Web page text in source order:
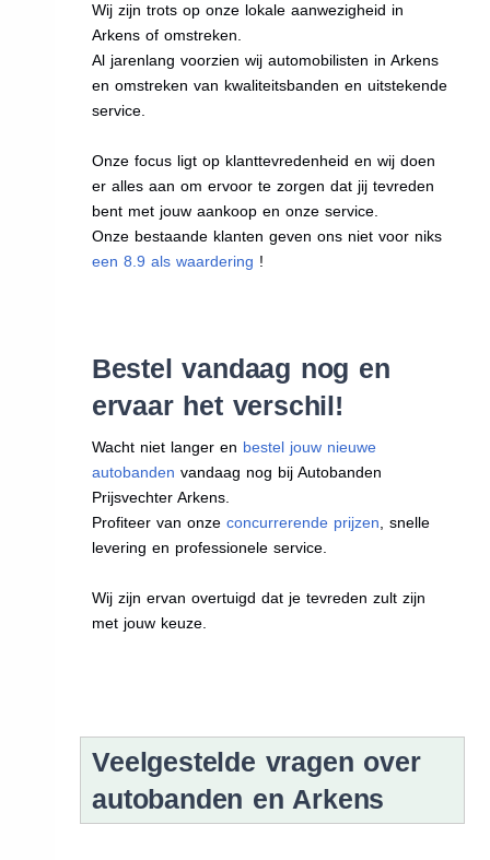
Wij zijn trots op onze lokale aanwezigheid in
Arkens of omstreken.
Al jarenlang voorzien wij automobilisten in Arkens
en omstreken van kwaliteitsbanden en uitstekende
service.
Onze focus ligt op klanttevredenheid en wij doen
er alles aan om ervoor te zorgen dat jij tevreden
bent met jouw aankoop en onze service.
Onze bestaande klanten geven ons niet voor niks
een 8.9 als waardering !
Bestel vandaag nog en
ervaar het verschil!
Wacht niet langer en bestel jouw nieuwe
autobanden vandaag nog bij Autobanden
Prijsvechter Arkens.
Profiteer van onze concurrerende prijzen , snelle
levering en professionele service.
Wij zijn ervan overtuigd dat je tevreden zult zijn
met jouw keuze.
Veelgestelde vragen over
autobanden en Arkens